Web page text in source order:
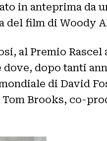
in anteprima da
del film di Woody
al Premio Rascel
dove, dopo tanti
di David
Brooks, co-